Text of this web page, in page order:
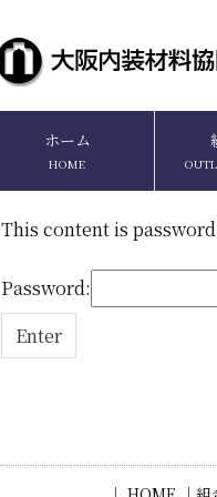
ホーム
HOME
This content is
Password: